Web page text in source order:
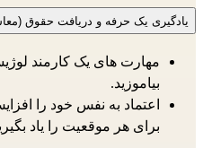
یادگیری یک حرفه و دریافت حقوق
مهارت های یک کارمند
بیاموزید.
اعتماد به نفس خود را
برای هر موقعیت را یاد